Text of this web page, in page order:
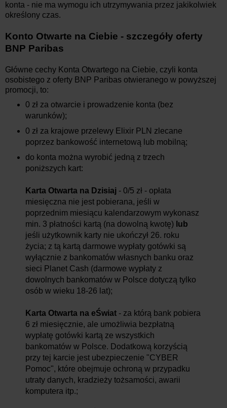
konta - nie ma wymogu ich utrzymywania przez jakikolwiek
określony czas.
Konto Otwarte na Ciebie - szczegóły oferty
BNP Paribas
Główne cechy Konta Otwartego na Ciebie, czyli konta
osobistego z oferty BNP Paribas otwieranego w powyższej
promocji, to:
0 zł za otwarcie i prowadzenie konta (bez
warunków);
0 zł za krajowe przelewy Elixir PLN zlecane
poprzez bankowość internetową lub mobilną;
do konta można wyrobić jedną z trzech
poniższych kart:
Karta Otwarta na Dzisiaj - 0/5 zł - opłata
miesięczna nie jest pobierana, jeśli w
poprzednim miesiącu kalendarzowym wykonasz
min. 3 płatności kartą (na dowolną kwotę) lub
jeśli użytkownik karty nie ukończył 26. roku
życia; z tą kartą darmowe wypłaty gotówki są
wyłącznie z bankomatów własnych banku oraz
sieci Planet Cash (darmowe wypłaty z
dowolnych bankomatów w Polsce dotyczą tylko
osób w wieku 18-26 lat);
Karta Otwarta na eŚwiat- za którą bank pobiera
6 zł miesięcznie, ale umożliwia bezpłatną
wypłatę gotówki kartą ze wszystkich
bankomatów w Polsce. Dodatkową korzyścią
przy tej karcie jest ubezpieczenie "CYBER
Pomoc", które obejmuje ochroną w przypadku
utraty danych, kradzieży tożsamości, awarii
komputera itp.;